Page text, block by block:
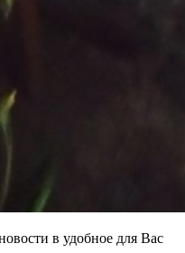
в удобное для Вас